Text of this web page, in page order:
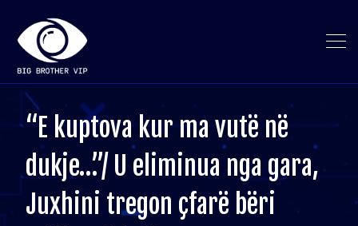
“E kuptova kur ma vutë në
dukje…”/ U eliminua nga gara,
Juxhini tregon çfarë bëri